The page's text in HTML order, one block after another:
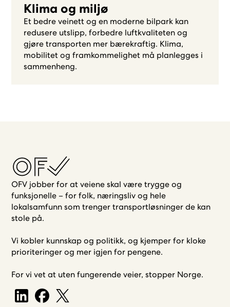
Klima og miljø
Et bedre veinett og en moderne bilpark kan
redusere utslipp, forbedre luftkvaliteten og
gjøre transporten mer bærekraftig. Klima,
mobilitet og framkommelighet må planlegges i
sammenheng.
OFV jobber for at veiene skal være trygge og
funksjonelle – for folk, næringsliv og hele
lokalsamfunn som trenger transportløsninger de kan
stole på.
Vi kobler kunnskap og politikk, og kjemper for kloke
prioriteringer og mer igjen for pengene.
For vi vet at uten fungerende veier, stopper Norge.